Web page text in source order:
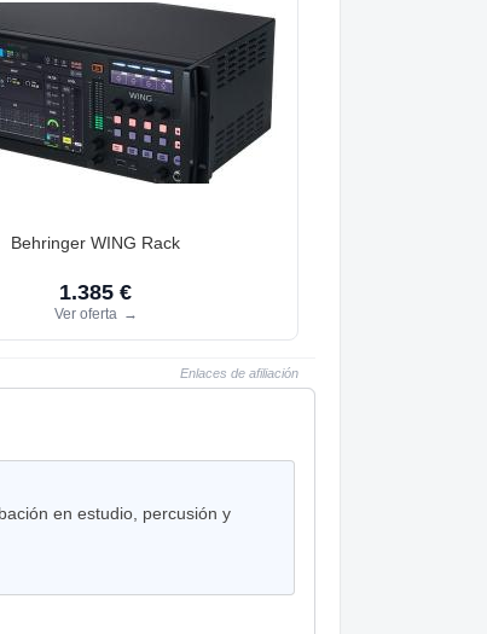
Behringer WING Rack
1.385 €
Ver oferta →
Enlaces de afiliación
en estudio, percusión y